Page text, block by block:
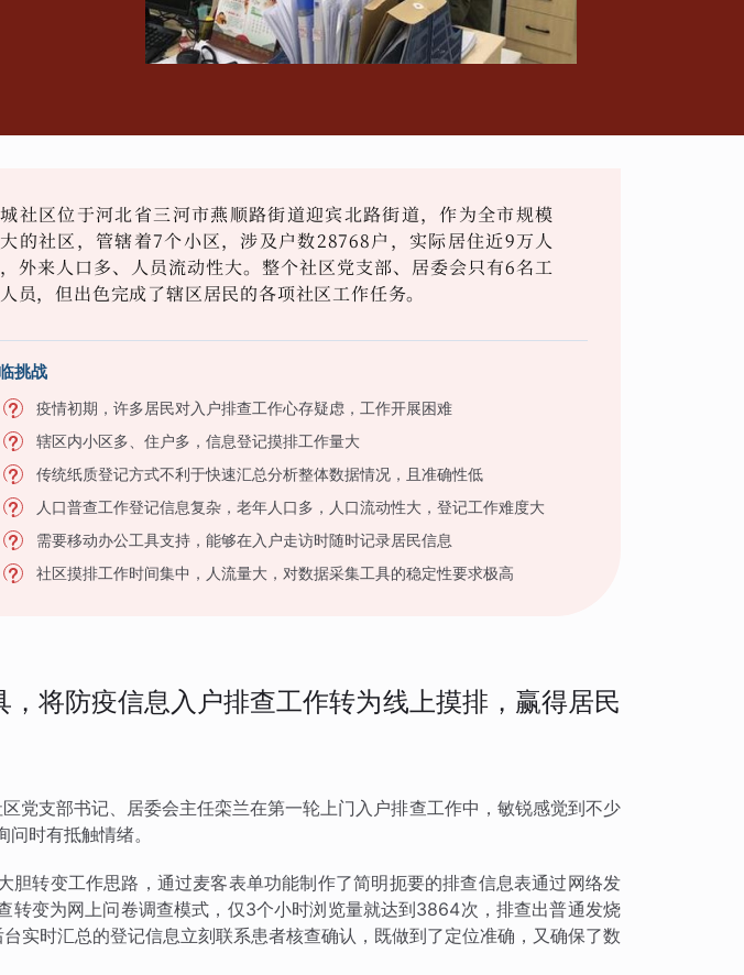
社区位于河北省三河市燕顺路街道迎宾北路街道，作为全市规模
的社区，管辖着7个小区，涉及户数28768户，实际居住近9万人
外来人口多、人员流动性大。整个社区党支部、居委会只有6名工
员，但出色完成了辖区居民的各项社区工作任务。
挑战
疫情初期，许多居民对入户排查工作心存疑虑，工作开展困难
辖区内小区多、住户多，信息登记摸排工作量大
传统纸质登记方式不利于快速汇总分析整体数据情况，且准确性低
人口普查工作登记信息复杂，老年人口多，人口流动性大，登记工作难度大
需要移动办公工具支持，能够在入户走访时随时记录居民信息
社区摸排工作时间集中，人流量大，对数据采集工具的稳定性要求极高
将防疫信息入户排查工作转为线上摸排，赢得居民
党支部书记、居委会主任栾兰在第一轮上门入户排查工作中，敏锐感觉到不少
时有抵触情绪。
胆转变工作思路，通过麦客表单功能制作了简明扼要的排查信息表通过网络发
转变为网上问卷调查模式，仅3个小时浏览量就达到3864次，排查出普通发烧
实时汇总的登记信息立刻联系患者核查确认，既做到了定位准确，又确保了数